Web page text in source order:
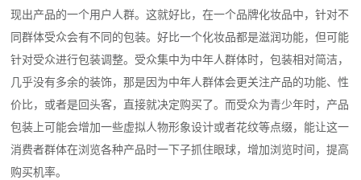
现出产品的一个用户人群。这就好比，在一个品牌化妆品中，针对不
同群体受众会有不同的包装。好比一个化妆品都是滋润功能，但可能
针对受众进行包装调整。受众集中为中年人群体时，包装相对简洁，
几乎没有多余的装饰，那是因为中年人群体会更关注产品的功能、性
价比，或者是回头客，直接就决定购买了。而受众为青少年时，产品
包装上可能会增加一些虚拟人物形象设计或者花纹等点缀，能让这一
消费者群体在浏览各种产品时一下子抓住眼球，增加浏览时间，提高
购买机率。